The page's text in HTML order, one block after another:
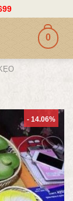
0
- 14.06%